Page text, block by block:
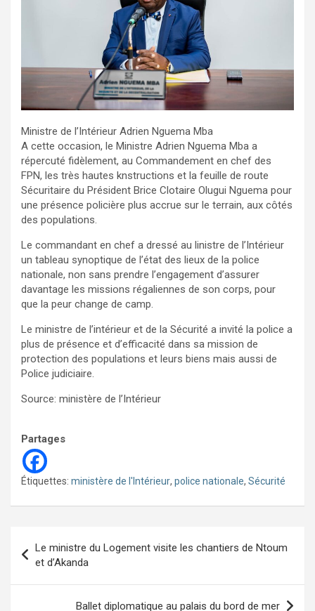
Ministre de l’Intérieur Adrien Nguema Mba
A cette occasion, le Ministre Adrien Nguema Mba a
répercuté fidèlement, au Commandement en chef des
FPN, les très hautes knstructions et la feuille de route
Sécuritaire du Président Brice Clotaire Olugui Nguema pour
une présence policière plus accrue sur le terrain, aux côtés
des populations.
Le commandant en chef a dressé au linistre de l’Intérieur
un tableau synoptique de l’état des lieux de la police
nationale, non sans prendre l’engagement d’assurer
davantage les missions régaliennes de son corps, pour
que la peur change de camp.
Le ministre de l’intérieur et de la Sécurité a invité la police a
plus de présence et d’efficacité dans sa mission de
protection des populations et leurs biens mais aussi de
Police judiciaire.
Source: ministère de l’Intérieur
Partages
Étiquettes: ministère de l'Intérieur, police nationale, Sécurité
de
l’article
Le ministre du Logement visite les chantiers de Ntoum
et d’Akanda
Ballet diplomatique au palais du bord de mer